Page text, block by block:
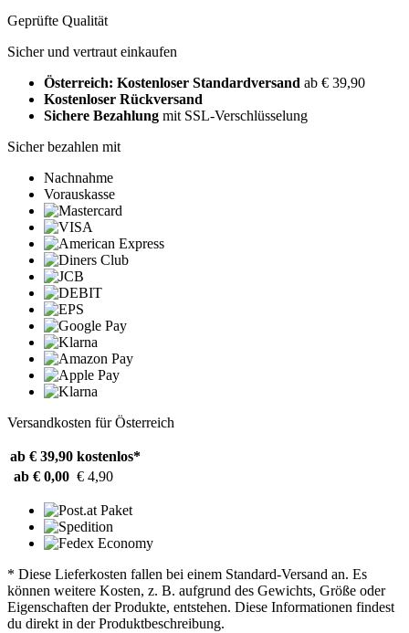
Geprüfte Qualität
Sicher und vertraut einkaufen
Österreich: Kostenloser Standardversand ab € 39,90
Kostenloser Rückversand
Sichere Bezahlung mit SSL-Verschlüsselung
Sicher bezahlen mit
Nachnahme
Vorauskasse
Versandkosten für Österreich
ab € 39,90 kostenlos*
ab € 0,00 € 4,90
* Diese Lieferkosten fallen bei einem Standard-Versand an. Es
können weitere Kosten, z. B. aufgrund des Gewichts, Größe oder
Eigenschaften der Produkte, entstehen. Diese Informationen findest
du direkt in der Produktbeschreibung.